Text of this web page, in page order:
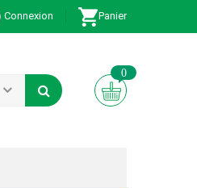
Connexion Panier
0